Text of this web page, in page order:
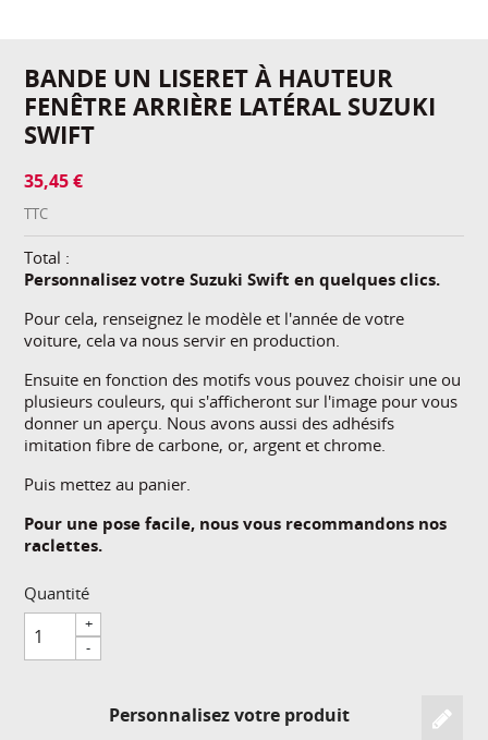
BANDE UN LISERET À HAUTEUR
FENÊTRE ARRIÈRE LATÉRAL SUZUKI
SWIFT
35,45 €
TTC
Total :
Personnalisez votre Suzuki Swift en quelques clics.
Pour cela, renseignez le modèle et l'année de votre
voiture, cela va nous servir en production.
Ensuite en fonction des motifs vous pouvez choisir une ou
plusieurs couleurs, qui s'afficheront sur l'image pour vous
donner un aperçu. Nous avons aussi des adhésifs
imitation fibre de carbone, or, argent et chrome.
Puis mettez au panier.
Pour une pose facile, nous vous recommandons nos
raclettes.
Quantité
+
-
Personnalisez votre produit